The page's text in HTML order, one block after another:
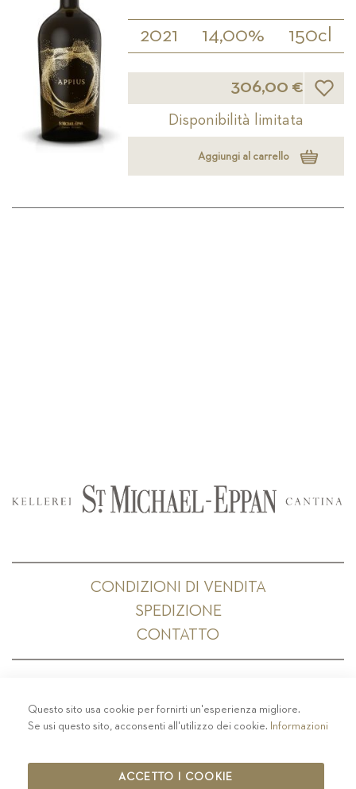
2021 14,00% 150cl
306,00 € Lista
Disponibilità limitata
Aggiungi al carrello
CONDIZIONI DI VENDITA
SPEDIZIONE
CONTATTO
PRIVACY-COLOPHON - COOKIE POLICY
CODICE ETICO
IT00126670215
Questo sito usa cookie per fornirti un'esperienza migliore.
Se usi questo sito, acconsenti all'utilizzo dei cookie. Informazioni
ACCETTO I COOKIE